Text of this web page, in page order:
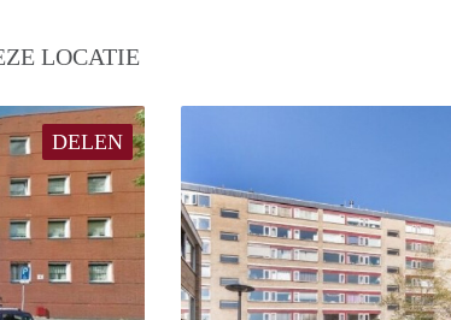
LOCATIE
DELEN